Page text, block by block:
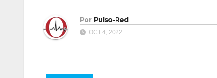
Por Pulso-Red
OCT 4, 2022